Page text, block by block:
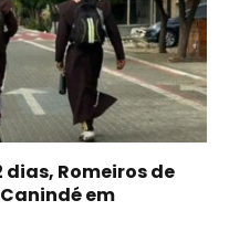
dias, Romeiros de
em